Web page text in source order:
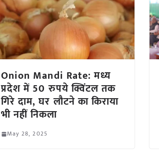
Onion Mandi Rate: मध्य
प्रदेश में 50 रुपये क्विंटल तक
गिरे दाम, घर लौटने का किराया
भी नहीं निकला
May 28, 2025